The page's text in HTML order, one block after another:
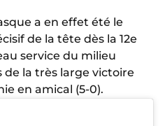
a en effet été le
de la tête dès la 12e
service du milieu
de la très large victoire
en amical (5-0).